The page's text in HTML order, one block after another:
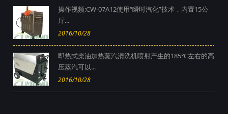
操作视频:CW-07A12使用“瞬时汽化”技术，内置15公
斤...
2016/10/28
即热式柴油加热蒸汽清洗机喷射产生的185℃左右的高
压蒸汽可以...
2016/10/28